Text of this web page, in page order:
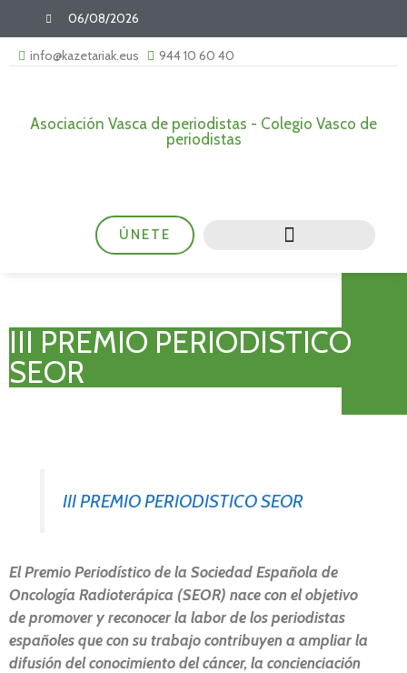
06/08/2026
info@kazetariak.eus 944 10 60 40
Asociación Vasca de periodistas - Colegio Vasco de
periodistas
ÚNETE
III PREMIO PERIODISTICO
SEOR
III PREMIO PERIODISTICO SEOR
El Premio Periodístico de la Sociedad Española de
Oncología Radioterápica (SEOR) nace con el objetivo
de promover y reconocer la labor de los periodistas
españoles que con su trabajo contribuyen a ampliar la
difusión del conocimiento del cáncer, la concienciación